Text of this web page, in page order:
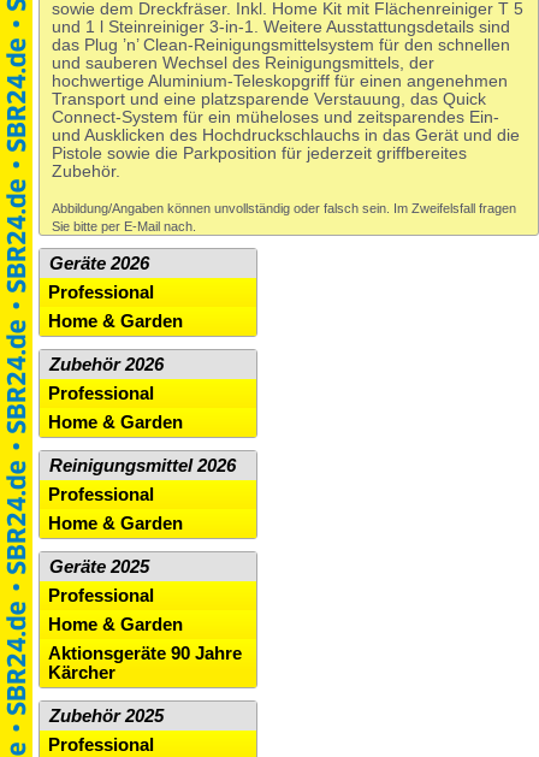
sowie dem Dreckfräser. Inkl. Home Kit mit Flächenreiniger T 5
und 1 l Steinreiniger 3-in-1. Weitere Ausstattungsdetails sind
das Plug ’n’ Clean-Reinigungsmittelsystem für den schnellen
und sauberen Wechsel des Reinigungsmittels, der
hochwertige Aluminium-Teleskopgriff für einen angenehmen
Transport und eine platzsparende Verstauung, das Quick
Connect-System für ein müheloses und zeitsparendes Ein-
und Ausklicken des Hochdruckschlauchs in das Gerät und die
Pistole sowie die Parkposition für jederzeit griffbereites
Zubehör.
Abbildung/Angaben können unvollständig oder falsch sein. Im Zweifelsfall fragen
Sie bitte per E-Mail nach.
Geräte 2026
Professional
Home & Garden
Zubehör 2026
Professional
Home & Garden
Reinigungsmittel 2026
Professional
Home & Garden
Geräte 2025
Professional
Home & Garden
Aktionsgeräte 90 Jahre
Kärcher
Zubehör 2025
Professional